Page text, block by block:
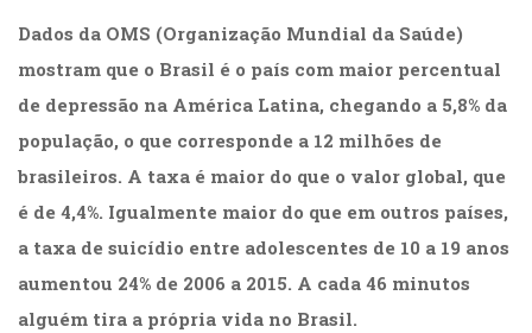
Dados da OMS (Organização Mundial da Saúde)
mostram que o Brasil é o país com maior percentual
de depressão na América Latina, chegando a 5,8% da
população, o que corresponde a 12 milhões de
brasileiros. A taxa é maior do que o valor global, que
é de 4,4%. Igualmente maior do que em outros países,
a taxa de suicídio entre adolescentes de 10 a 19 anos
aumentou 24% de 2006 a 2015. A cada 46 minutos
alguém tira a própria vida no Brasil.